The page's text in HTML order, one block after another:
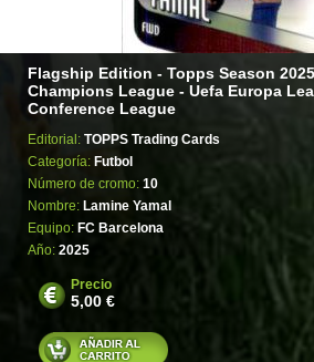
Flagship Edition - Topps Season
Champions League - Uefa Europa
Conference League
Editorial: TOPPS Trading Cards
Categoría: Futbol
Número de cromo: 10
Nombre: Lamine Yamal
Equipo: FC Barcelona
Año: 2025
Precio
5,00 €